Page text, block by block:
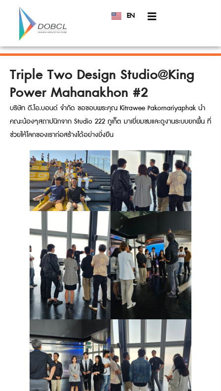
EN
TH
Triple Two Design Studio@King
Power Mahanakhon #2
บริษัท ดี.โอ.บอนด์ จำกัด ขอขอบพระคุณ Kitrawee Pakornariyaphak นำ
คณะน้องๆสถาปนิกจาก Studio 222 ภูเก็ต มาเยี่ยมชมและดูงานระบบยกพื้น ที่
ช่วยให้โลกของเราก่อสร้างได้อย่างยั่งยืน